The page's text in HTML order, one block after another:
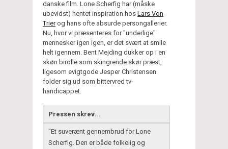
danske film. Lone Scherfig har (måske
ubevidst) hentet inspiration hos Lars Von
Trierog hans ofte absurde persongallerier.
Nu, hvor vi præsenteres for "underlige"
mennesker igen igen, er det svært at smile
helt igennem. Bent Mejding dukker op i en
skøn birolle som skingrende skør præst,
ligesom evigtgode Jesper Christensen
folder sig ud som bittervred tv-
handicappet.
Pressen skrev...
"Et suverænt gennembrud for Lone
Scherfig. Den er både folkelig og